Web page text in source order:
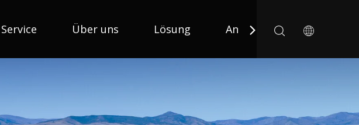
Service Über uns Lösung Anwendung